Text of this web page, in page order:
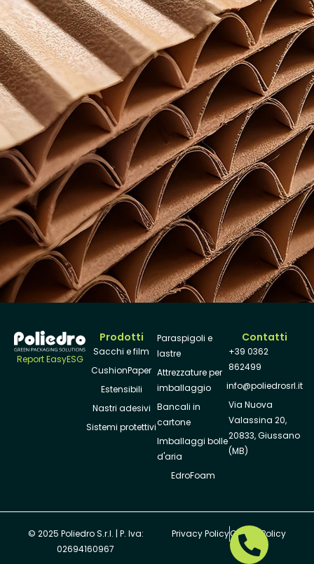
Report EasyESG
Prodotti
Sacchi e film
CushionPaper
Estensibili
Nastri adesivi
Sistemi protettivi
Paraspigoli e
lastre
Attrezzature per
imballaggio
Bancali in
cartone
Imballaggi bolle
d'aria
EdroFoam
Contatti
+39 0362
862499
info@poliedrosrl.it
Via Nuova
Valassina 20,
20833, Giussano
(MB)
© 2025 Poliedro S.r.l. | P. Iva:
02694160967
Privacy PolicyCookie Policy